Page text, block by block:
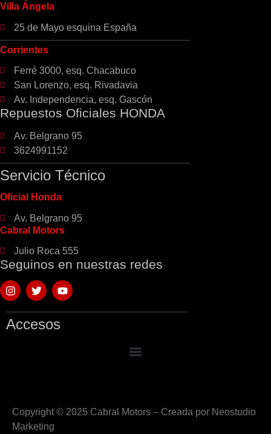
Villa Ángela
25 de Mayo esquina España
Corrientes
Ferré 3000, esq. Chacabuco
San Lorenzo, esq. Rivadavia
Av. Independencia, esq. Gascón
Repuestos Oficiales HONDA
Av. Belgrano 95
3624991152
Servicio Técnico
Oficial Honda
Av. Belgrano 95
Cabral Motors
Julio Roca 555
Seguinos en nuestras redes
Accesos
Copyright © 2025 Cabral Motors – Creada por Neostudio
Marketing